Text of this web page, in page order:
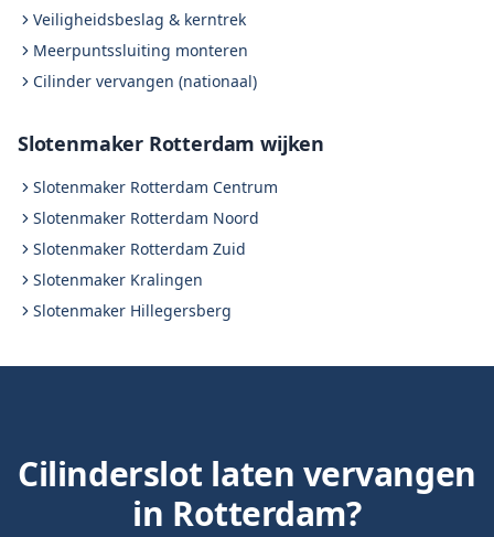
Veiligheidsbeslag & kerntrek
Meerpuntssluiting monteren
Cilinder vervangen (nationaal)
Slotenmaker Rotterdam wijken
Slotenmaker Rotterdam Centrum
Slotenmaker Rotterdam Noord
Slotenmaker Rotterdam Zuid
Slotenmaker Kralingen
Slotenmaker Hillegersberg
Cilinderslot laten vervangen
in Rotterdam?